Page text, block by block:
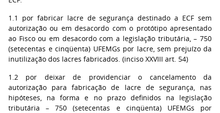
1.1 por fabricar lacre de segurança destinado a ECF sem
autorização ou em desacordo com o protótipo apresentado
ao Fisco ou em desacordo com a legislação tributária, – 750
(setecentas e cinqüenta) UFEMGs por lacre, sem prejuízo da
inutilização dos lacres fabricados. (inciso XXVIII art. 54)
1.2 por deixar de providenciar o cancelamento da
autorização para fabricação de lacre de segurança, nas
hipóteses, na forma e no prazo definidos na legislação
tributária – 750 (setecentas e cinqüenta) UFEMGs por